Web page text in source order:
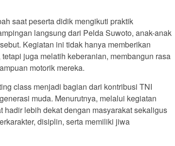
saat peserta didik mengikuti praktik
langsung dari Pelda Suwoto, anak-anak
Kegiatan ini tidak hanya memberikan
juga melatih keberanian, membangun rasa
motorik mereka.
class menjadi bagian dari kontribusi TNI
muda. Menurutnya, melalui kegiatan
hadir lebih dekat dengan masyarakat sekaligus
disiplin, serta memiliki jiwa